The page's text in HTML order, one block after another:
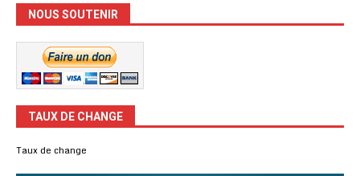
NOUS SOUTENIR
TAUX DE CHANGE
Taux de change